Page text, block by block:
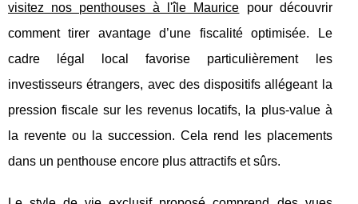
visitez nos penthouses à l'île Maurice pour découvrir
comment tirer avantage d’une fiscalité optimisée. Le
cadre légal local favorise particulièrement les
investisseurs étrangers, avec des dispositifs allégeant la
pression fiscale sur les revenus locatifs, la plus-value à
la revente ou la succession. Cela rend les placements
dans un penthouse encore plus attractifs et sûrs.